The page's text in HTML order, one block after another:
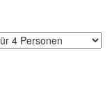
ansehen